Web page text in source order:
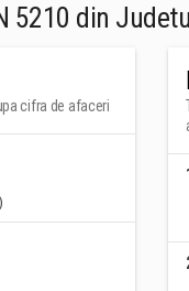
5210 din
cifra de afaceri